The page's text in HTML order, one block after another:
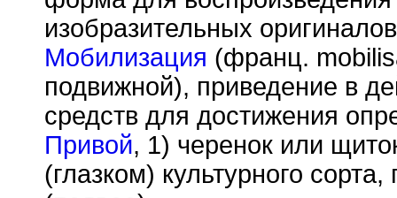
изобразительных
Мобилизация (франц.
подвижной), приведение в
средств для достижения
Привой, 1) черенок или
(глазком) культурного